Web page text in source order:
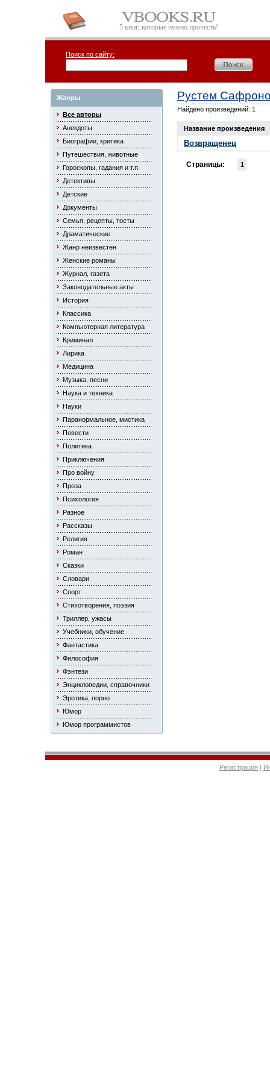
5 книг, которые нужно прочесть!
Поиск по сайту:
Жанры
Все авторы
Анекдоты
Биографии, критика
Путешествия, животные
Гороскопы, гадания и т.п.
Детективы
Детские
Документы
Семья, рецепты, тосты
Драматические
Жанр неизвестен
Женские романы
Журнал, газета
Законодательные акты
История
Классика
Компьютерная литература
Криминал
Лирика
Медицина
Музыка, песни
Наука и техника
Науки
Паранормальное, мистика
Повести
Политика
Приключения
Про войну
Проза
Психология
Разное
Рассказы
Религия
Роман
Сказки
Словари
Спорт
Стихотворения, поэзия
Триллер, ужасы
Учебники, обучение
Фантастика
Философия
Фэнтези
Энциклопедии, справочники
Эротика, порно
Юмор
Юмор программистов
Рустем
Найдено произведений: 1
Название произведения
Возвращенец
Страницы: 1
Регистрация |